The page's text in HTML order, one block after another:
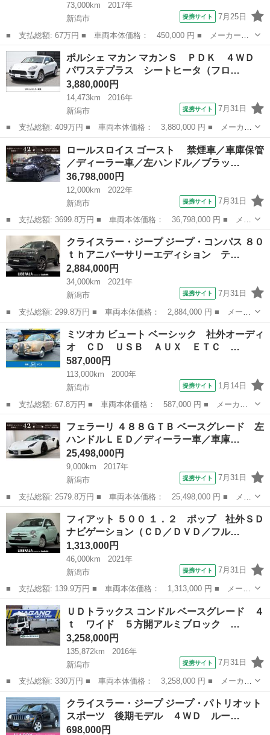
73,000km
2017年
新潟市
提携サイト 7月25日
■ 支払総額: 67万円 ■ 車両本体価格： 450,000 円 ■ メーカー
名： フィアット ■ 車種名： ５００ ■ グレード名： ナビゲー
ションパッケージ ＥＴＣ バックモニター カバナシート ■ 排気
量： 1200...
新潟 新潟市
ポルシェ マカン マカンＳ ＰＤＫ ４ＷＤ
パワステプラス シートヒータ（フロ…
3,880,000円
14,473km
2016年
新潟市
提携サイト 7月31日
■ 支払総額: 409万円 ■ 車両本体価格： 3,880,000 円 ■ メーカー
名： ポルシェ ■ 車種名： マカン ■ グレード名： マカンＳ
ＰＤＫ ４ＷＤ パワステプラス シートヒータ（フロント） ■ 排
気量： ...
新潟 新潟市
ロールスロイス ゴースト 禁煙車／車庫保管
／ディーラー車／左ハンドル／ブラッ…
36,798,000円
12,000km
2022年
新潟市
提携サイト 7月31日
■ 支払総額: 3699.8万円 ■ 車両本体価格： 36,798,000 円 ■ メー
カー名： ロールスロイス ■ 車種名： ゴースト ■ グレード
名： 禁煙車／車庫保管／ディーラー車／左ハンドル／ブラックバ
ッジ／ダブ...
新潟 新潟市 その他
クライスラー・ジープ ジープ・コンパス ８０
ｔｈアニバーサリーエディション テ…
2,884,000円
34,000km
2021年
新潟市
提携サイト 7月31日
■ 支払総額: 299.8万円 ■ 車両本体価格： 2,884,000 円 ■ メーカ
ー名： クライスラー・ジープ ■ 車種名： ジープ・コンパス ■
グレード名： ８０ｔｈアニバーサリーエディション テクノメタリ
ックグリ...
新潟 新潟市
ミツオカ ビュート ベーシック 社外オーディ
オ ＣＤ ＵＳＢ ＡＵＸ ＥＴＣ …
587,000円
113,000km
2000年
新潟市
提携サイト 1月14日
■ 支払総額: 67.8万円 ■ 車両本体価格： 587,000 円 ■ メーカー
名： ミツオカ ■ 車種名： ビュート ■ グレード名： ベーシッ
ク 社外オーディオ ＣＤ ＵＳＢ ＡＵＸ ＥＴＣ 電格ミラー
キーレス フ...
新潟 新潟市
フェラーリ ４８８ＧＴＢ ベースグレード 左
ハンドルＬＥＤ／ディーラー車／車庫…
25,498,000円
9,000km
2017年
新潟市
提携サイト 7月31日
■ 支払総額: 2579.8万円 ■ 車両本体価格： 25,498,000 円 ■ メー
カー名： フェラーリ ■ 車種名： ４８８ＧＴＢ ■ グレード
名： ベースグレード 左ハンドルＬＥＤ／ディーラー車／車庫保管
／クライス...
新潟 新潟市
フィアット ５００ １．２ ポップ 社外ＳＤ
ナビゲーション（ＣＤ／ＤＶＤ／フル…
1,313,000円
46,000km
2021年
新潟市
提携サイト 7月31日
■ 支払総額: 139.9万円 ■ 車両本体価格： 1,313,000 円 ■ メーカ
ー名： フィアット ■ 車種名： ５００ ■ グレード名： １．
２ ポップ 社外ＳＤナビゲーション（ＣＤ／ＤＶＤ／フルセグＴＶ
／Ｂｌｕｅ...
新潟 新潟市 その他
ＵＤトラックス コンドル ベースグレード ４
ｔ ワイド ５方開アルミブロック …
3,258,000円
135,872km
2016年
新潟市
提携サイト 7月31日
■ 支払総額: 330万円 ■ 車両本体価格： 3,258,000 円 ■ メーカー
名： ＵＤトラックス ■ 車種名： コンドル ■ グレード名： ベ
ースグレード ４ｔ ワイド ５方開アルミブロック 最大積載量３
６００ｋｇ...
新潟 新潟市 その他
クライスラー・ジープ ジープ・パトリオット
スポーツ 後期モデル ４ＷＤ ルー…
698,000円